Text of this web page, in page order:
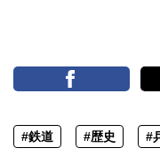
#鉄道 #歴史 #